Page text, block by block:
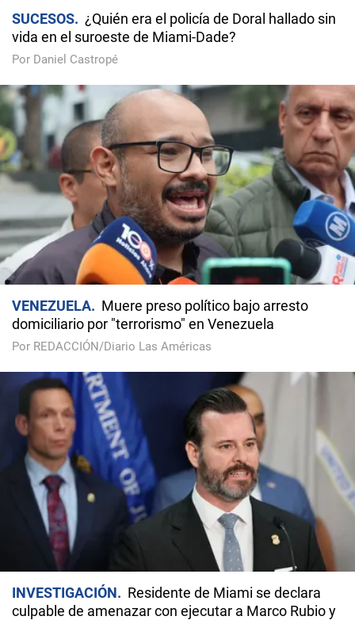
SUCESOS
¿Quién era el policía de Doral hallado sin
vida en el suroeste de Miami-Dade?
Por Daniel Castropé
VENEZUELA
Muere preso político bajo arresto
domiciliario por "terrorismo" en Venezuela
Por REDACCIÓN/Diario Las Américas
INVESTIGACIÓN
Residente de Miami se declara
culpable de amenazar con ejecutar a Marco Rubio y